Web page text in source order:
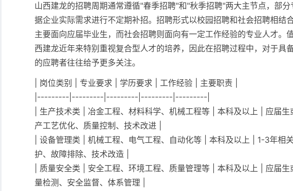
山西建龙的招聘周期通常遵循"春季招聘"和"秋季招聘"两大主节点，部分
据企业实际需求进行不定期补招。招聘形式以校园招聘和社会招聘相结
主要面向应届毕业生，而社会招聘则面向有一定工作经验的专业人才。
西建龙近年来特别重视复合型人才的培养，因此在招聘过程中，对于具
的应聘者往往给予更多关注。
| 岗位类别 | 专业要求 | 学历要求 | 工作经验 | 主要职责 |
|---------|---------|---------|---------|---------|
| 生产技术类 | 冶金工程、材料科学、机械工程等 | 本科及以上 | 应届
产工艺优化、质量控制、技术改进 |
| 设备管理类 | 机械工程、电气工程、自动化等 | 本科及以上 | 1-3年相
护、故障排除、技术改造 |
| 质量安全类 | 安全工程、环境工程、质量管理等 | 本科及以上 | 应届
量检测、安全监督、体系管理 |